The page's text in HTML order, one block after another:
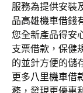
服務為提供安裝
品高雄機車借錢
您全新產品得安
支票借款，保健
的並針方便的儲
更多八里機車借
務，發現更優惠